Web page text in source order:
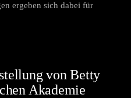
ergeben sich dabei für
von Betty
Akademie